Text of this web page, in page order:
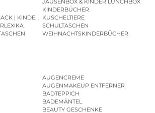
JAUSENBOX & KINDER LUNCHBOX
KINDERBÜCHER
KINDERGARTENRUCKSACK | KINDERGARTENBEUTEL
KUSCHELTIERE
SCHULTASCHEN
WEIHNACHTSKINDERBÜCHER
AUGENCREME
AUGENMAKEUP ENTFERNER
BADTEPPICH
BADEMÄNTEL
BEAUTY GESCHENKE